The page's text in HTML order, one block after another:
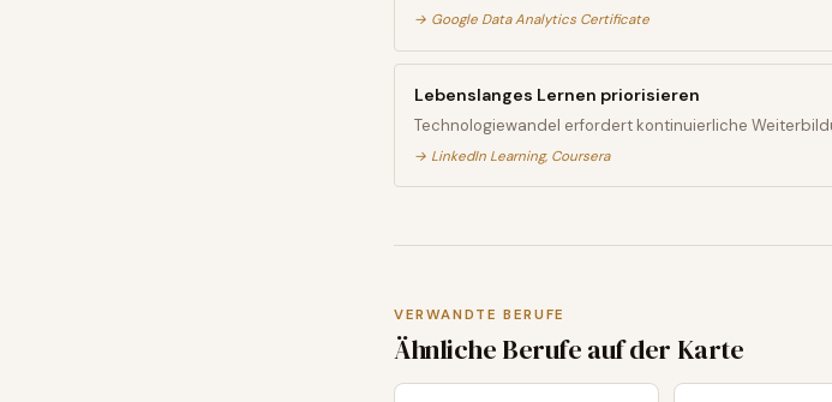
→ Google Data Analytics Certificate
Lebenslanges Lernen priorisieren
Technologiewandel erfordert kontinuierliche
→ LinkedIn Learning, Coursera
VERWANDTE BERUFE
Ähnliche Berufe auf der Karte